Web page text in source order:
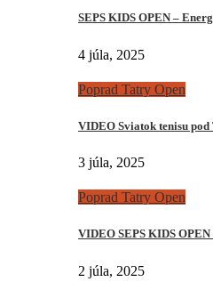
SEPS KIDS OPEN –
4 júla, 2025
Poprad Tatry Open
VIDEO Sviatok tenisu
3 júla, 2025
Poprad Tatry Open
VIDEO SEPS KIDS
2 júla, 2025